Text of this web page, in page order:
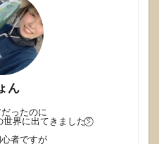
ん
ったのに
界に出てきました⍩⃝⃜
者ですが